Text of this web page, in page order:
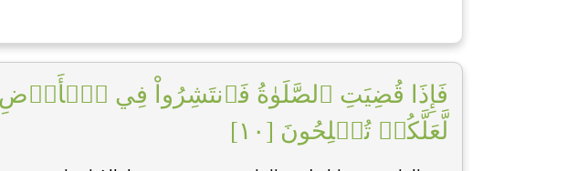
فَإِذَا قُضِيَتِ ٱلصَّلَوٰةُ فَٱنتَشِرُواْ فِي ٱلۡأَرۡضِ
لَّعَلَّكُمۡ تُفۡلِحُونَ [١٠]